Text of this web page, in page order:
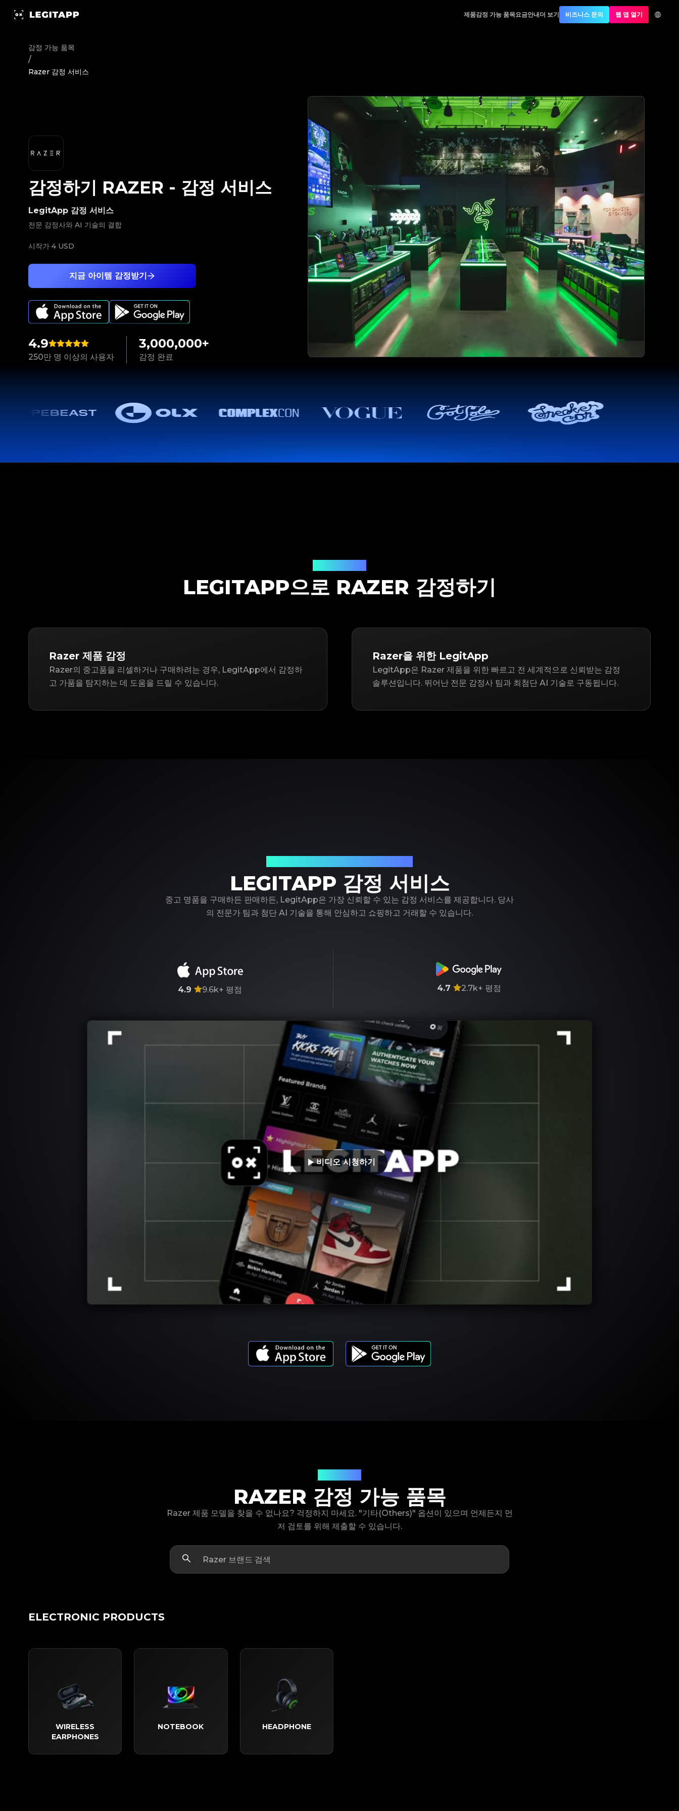
제품감정 가능 품목요금안내더 보기 비즈니스 문의 웹 앱 열기
감정 가능 품목
/
Razer 감정 서비스
4.9
250만 명 이상의 사용자
3,000,000+
감정 완료
지금 아이템 감정받기
LegitApp 감정 서비스
전문 감정사와 AI 기술의 결합
시작가 4 USD
감정하기 RAZER - 감정 서비스
LEGITAPP으로 RAZER 감정하기
Razer 제품 감정
Razer의 중고품을 리셀하거나 구매하려는 경우, LegitApp에서 감정하
고 가품을 탐지하는 데 도움을 드릴 수 있습니다.
Razer을 위한 LegitApp
LegitApp은 Razer 제품을 위한 빠르고 전 세계적으로 신뢰받는 감정
솔루션입니다. 뛰어난 전문 감정사 팀과 최첨단 AI 기술로 구동됩니다.
LEGITAPP 감정 서비스
중고 명품을 구매하든 판매하든, LegitApp은 가장 신뢰할 수 있는 감정 서비스를 제공합니다. 당사
의 전문가 팀과 첨단 AI 기술을 통해 안심하고 쇼핑하고 거래할 수 있습니다.
4.9 9.6k+ 평점 4.7 2.7k+ 평점
비디오 시청하기
RAZER 감정 가능 품목
Razer 제품 모델을 찾을 수 없나요? 걱정하지 마세요. "기타(Others)" 옵션이 있으며 언제든지 먼
저 검토를 위해 제출할 수 있습니다.
ELECTRONIC PRODUCTS
WIRELESS
EARPHONES
NOTEBOOK HEADPHONE